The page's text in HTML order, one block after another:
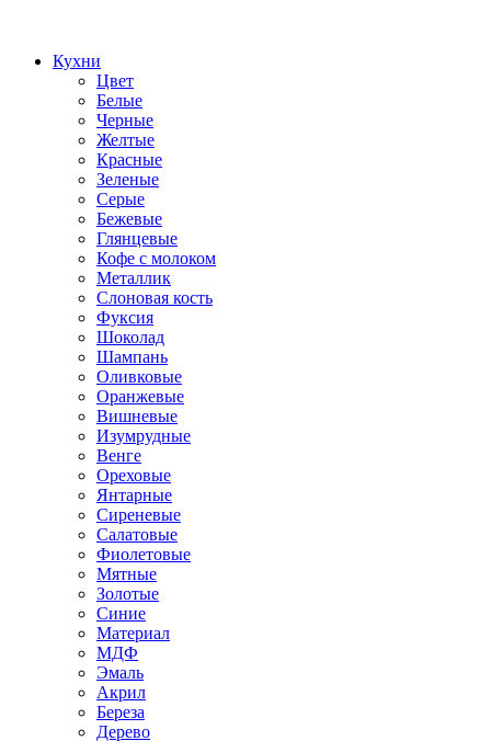
Кухни
Цвет
Белые
Черные
Желтые
Красные
Зеленые
Серые
Бежевые
Глянцевые
Кофе с молоком
Металлик
Слоновая кость
Фуксия
Шоколад
Шампань
Оливковые
Оранжевые
Вишневые
Изумрудные
Венге
Ореховые
Янтарные
Сиреневые
Салатовые
Фиолетовые
Мятные
Золотые
Синие
Материал
МДФ
Эмаль
Акрил
Береза
Дерево